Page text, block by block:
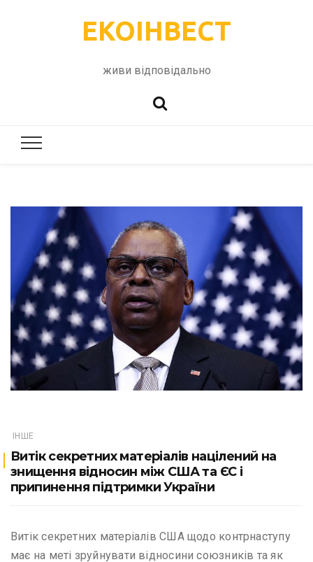
ЕКОІНВЕСТ
живи відповідально
ІНШЕ
Витік секретних матеріалів націлений на
знищення відносин між США та ЄС і
припинення підтримки України
Витік секретних матеріалів США щодо контрнаступу
має на меті зруйнувати відносини союзників та як